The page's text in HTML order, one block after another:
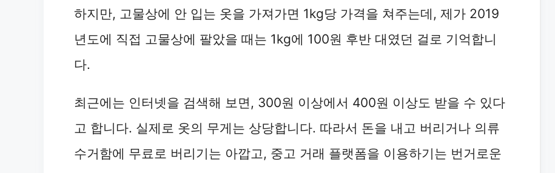
하지만, 고물상에 안 입는 옷을 가져가면 1kg당 가격을 쳐주는데, 제가 2019
년도에 직접 고물상에 팔았을 때는 1kg에 100원 후반 대였던 걸로 기억합니
다.
최근에는 인터넷을 검색해 보면, 300원 이상에서 400원 이상도 받을 수 있다
고 합니다. 실제로 옷의 무게는 상당합니다. 따라서 돈을 내고 버리거나 의류
수거함에 무료로 버리기는 아깝고, 중고 거래 플랫폼을 이용하기는 번거로운